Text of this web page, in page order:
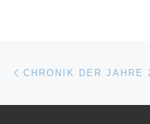
CHRONIK DER JAHRE